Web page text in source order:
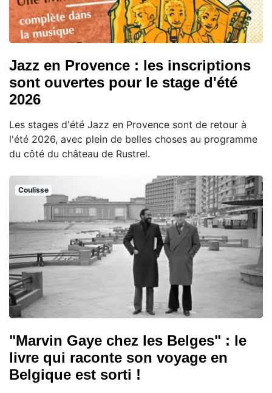
Jazz en Provence : les inscriptions
sont ouvertes pour le stage d'été
2026
Les stages d'été Jazz en Provence sont de retour à
l'été 2026, avec plein de belles choses au programme
du côté du château de Rustrel.
Coulisse
"Marvin Gaye chez les Belges" : le
livre qui raconte son voyage en
Belgique est sorti !